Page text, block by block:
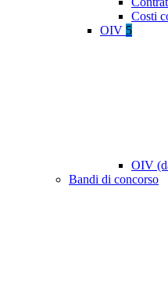
Costi
OIV 5
OIV
Bandi di concorso